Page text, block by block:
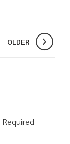
OLDER
Required